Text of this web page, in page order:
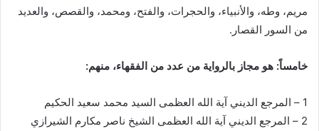
مريم، وطه، والأنبياء، والحجرات، والفتح، ومحمد، والقصص، والعديد
من السور القصار.
خامساً: هو مجاز بالرواية من عدد من الفقهاء، منهم:
1 – المرجع الديني آية الله العظمى السيد محمد سعيد الحكيم
2 – المرجع الديني آية الله العظمى الشيخ ناصر مكارم الشيرازي